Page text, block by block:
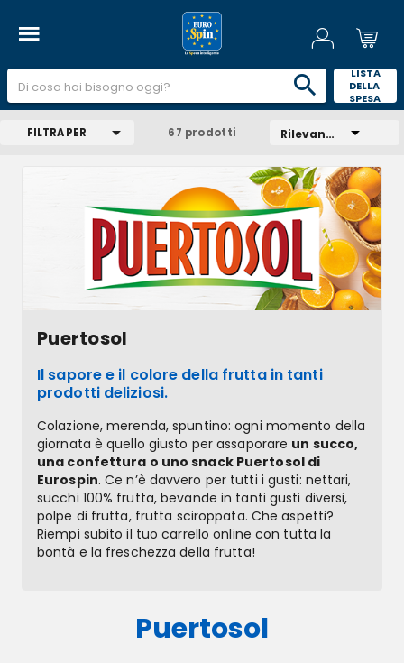
LISTA
DELLA
SPESA
FILTRA PER 67 prodotti Rilevanza
Puertosol
Il sapore e il colore della frutta in tanti
prodotti deliziosi.
Colazione, merenda, spuntino: ogni momento della
giornata è quello giusto per assaporare un succo,
una confettura o uno snack Puertosol di
Eurospin. Ce n’è davvero per tutti i gusti: nettari,
succhi 100% frutta, bevande in tanti gusti diversi,
polpe di frutta, frutta sciroppata. Che aspetti?
Riempi subito il tuo carrello online con tutta la
bontà e la freschezza della frutta!
Puertosol